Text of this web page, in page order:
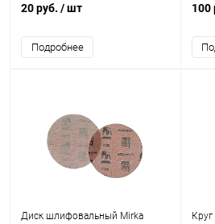
20 руб. / шт
Подробнее
100
Диск шлифовальный Mirka